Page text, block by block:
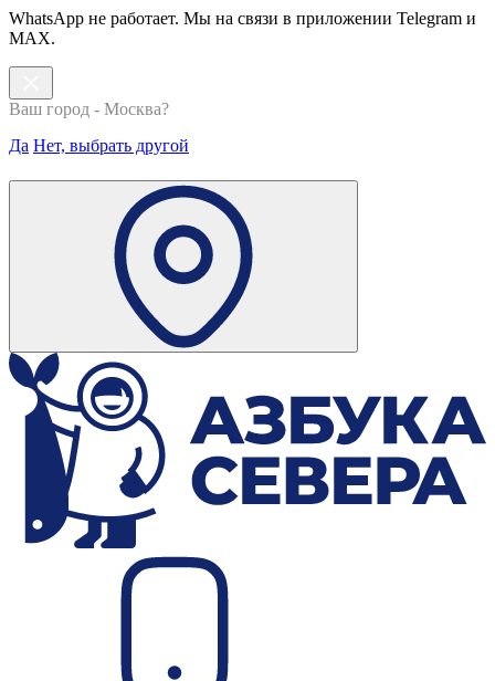
WhatsApp не работает. Мы на связи в приложении Telegram и
MAX.
Ваш город - Москва?
Да Нет, выбрать другой